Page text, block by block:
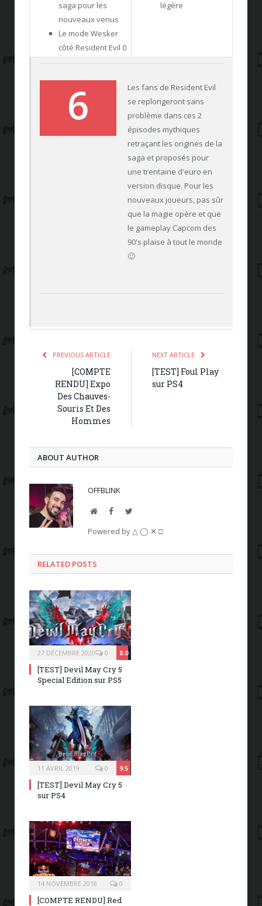
saga pour les
nouveaux venus
Le mode Wesker
côté Resident Evil 0
légère
6
Les fans de Resident Evil
se replongeront sans
problème dans ces 2
épisodes mythiques
retraçant les origines de la
saga et proposés pour
une trentaine d'euro en
version disque. Pour les
nouveaux joueurs, pas sûr
que la magie opère et que
le gameplay Capcom des
90's plaise à tout le monde
🙂
PREVIOUS ARTICLE
[COMPTE
RENDU] Expo
Des Chauves-
Souris Et Des
Hommes
NEXT ARTICLE
[TEST] Foul Play
sur PS4
ABOUT AUTHOR
OFFBLINK
WebsiteFacebookTwitter
Powered by △ ◯ ✕ □
RELATED POSTS
27 DÉCEMBRE 2020 8.0
0
[TEST] Devil May Cry 5
Special Edition sur PS5
11 AVRIL 2019 9.5
0
[TEST] Devil May Cry 5
sur PS4
14 NOVEMBRE 2018 0
[COMPTE RENDU] Red